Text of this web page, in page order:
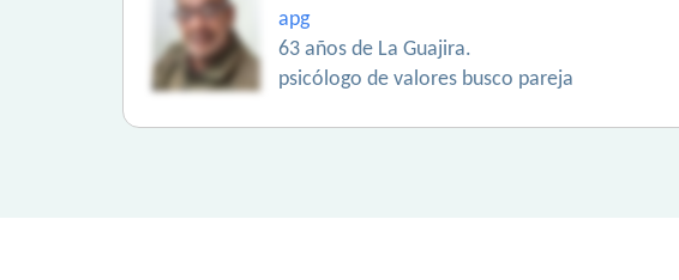
apg
63 años de La Guajira.
psicólogo de valores busco pareja